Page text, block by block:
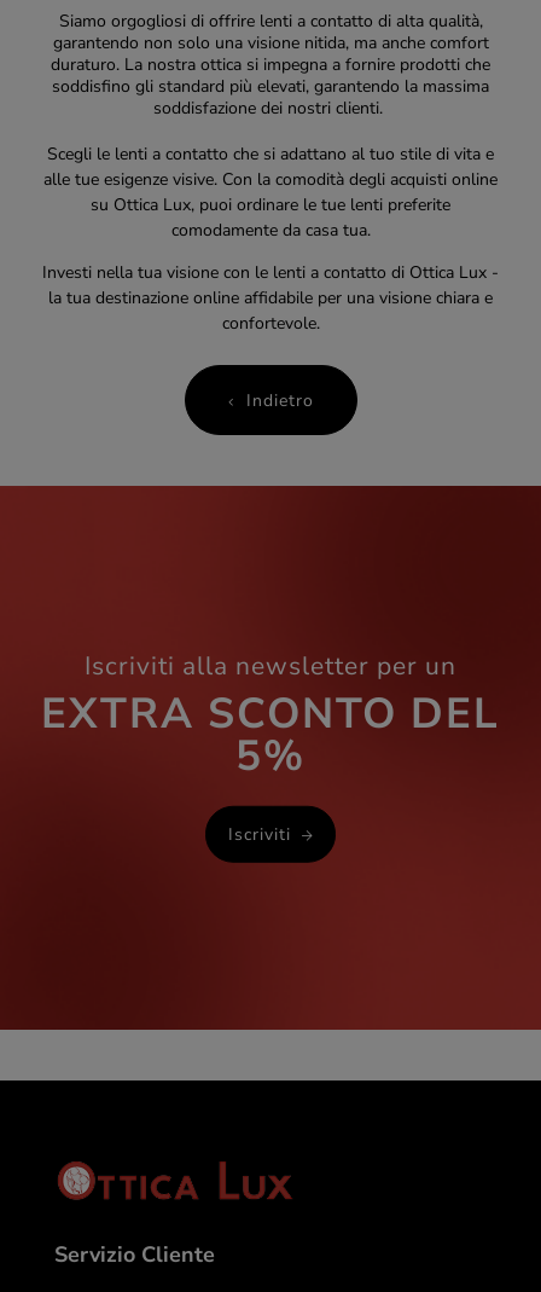
Siamo orgogliosi di offrire lenti a contatto di alta qualità,
garantendo non solo una visione nitida, ma anche comfort
duraturo. La nostra ottica si impegna a fornire prodotti che
soddisfino gli standard più elevati, garantendo la massima
soddisfazione dei nostri clienti.
Scegli le lenti a contatto che si adattano al tuo stile di vita e
alle tue esigenze visive. Con la comodità degli acquisti online
su Ottica Lux, puoi ordinare le tue lenti preferite
comodamente da casa tua.
Investi nella tua visione con le lenti a contatto di Ottica Lux -
la tua destinazione online affidabile per una visione chiara e
confortevole.
Indietro
Iscriviti alla newsletter per un
EXTRA SCONTO DEL
5%
Iscriviti
Servizio Cliente